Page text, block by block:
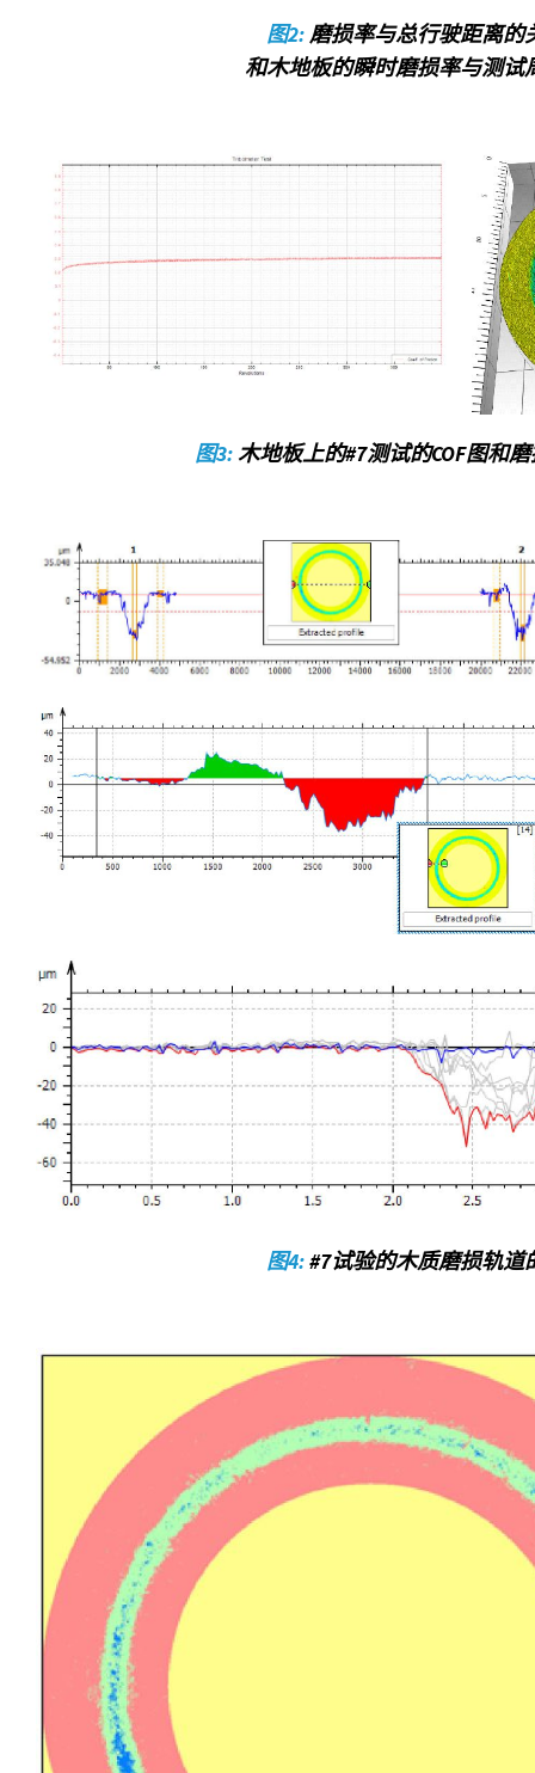
图2:磨损率与总行驶距离的
和木地板的瞬时磨损率与测试
图3: 木地板上的#7测试的COF图和
图4:#7试验的木质磨损轨道